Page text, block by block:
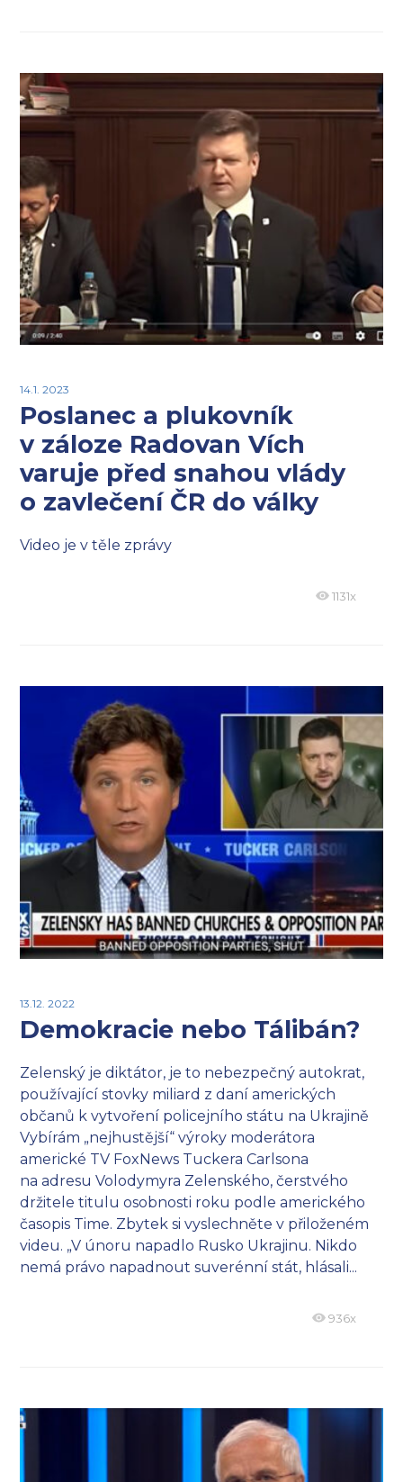
14.1. 2023
Poslanec a plukovník
v záloze Radovan Vích
varuje před snahou vlády
o zavlečení ČR do války
Video je v těle zprávy
1131x
13.12. 2022
Demokracie nebo Tálibán?
Zelenský je diktátor, je to nebezpečný autokrat,
používající stovky miliard z daní amerických
občanů k vytvoření policejního státu na Ukrajině
Vybírám „nejhustější“ výroky moderátora
americké TV FoxNews Tuckera Carlsona
na adresu Volodymyra Zelenského, čerstvého
držitele titulu osobnosti roku podle amerického
časopis Time. Zbytek si vyslechněte v přiloženém
videu. „V únoru napadlo Rusko Ukrajinu. Nikdo
nemá právo napadnout suverénní stát, hlásali...
936x